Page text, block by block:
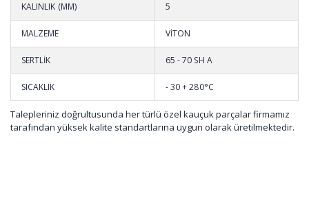
KALINLIK (MM) 5
MALZEME VİTON
SERTLİK 65 - 70 SH A
SICAKLIK - 30 + 280°C
Talepleriniz doğrultusunda her türlü özel kauçuk parçalar firmamız
tarafından yüksek kalite standartlarına uygun olarak üretilmektedir.